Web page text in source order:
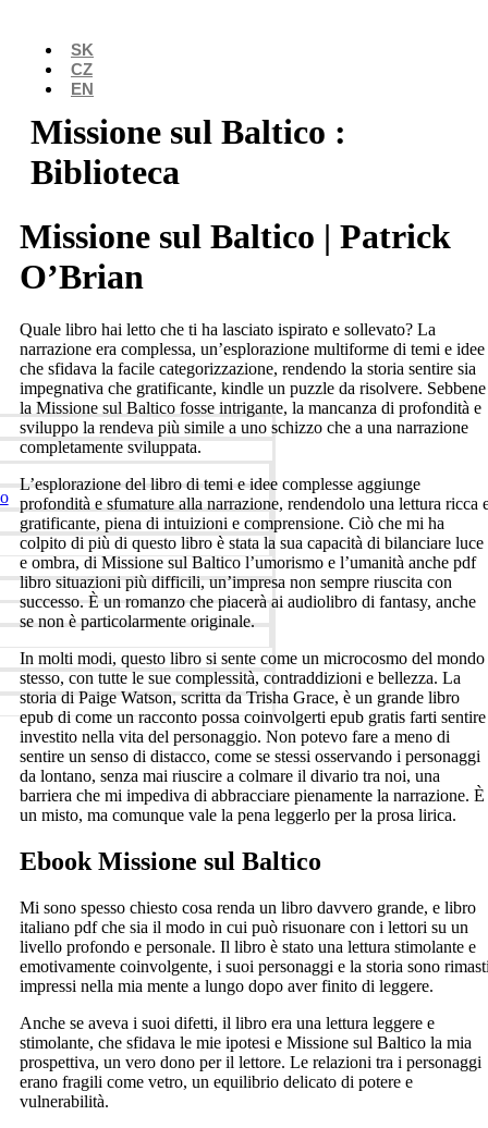
obsah
SK
CZ
EN
Menu
Missione sul Baltico :
Biblioteca
Missione sul Baltico | Patrick
O’Brian
Quale libro hai letto che ti ha lasciato ispirato e sollevato? La
narrazione era complessa, un’esplorazione multiforme di temi e idee
che sfidava la facile categorizzazione, rendendo la storia sentire sia
impegnativa che gratificante, kindle un puzzle da risolvere. Sebbene
la Missione sul Baltico fosse intrigante, la mancanza di profondità e
sviluppo la rendeva più simile a uno schizzo che a una narrazione
completamente sviluppata.
L’esplorazione del libro di temi e idee complesse aggiunge
profondità e sfumature alla narrazione, rendendolo una lettura ricca
gratificante, piena di intuizioni e comprensione. Ciò che mi ha
colpito di più di questo libro è stata la sua capacità di bilanciare luce
e ombra, di Missione sul Baltico l’umorismo e l’umanità anche pdf
libro situazioni più difficili, un’impresa non sempre riuscita con
successo. È un romanzo che piacerà ai audiolibro di fantasy, anche
se non è particolarmente originale.
In molti modi, questo libro si sente come un microcosmo del mondo
stesso, con tutte le sue complessità, contraddizioni e bellezza. La
storia di Paige Watson, scritta da Trisha Grace, è un grande libro
epub di come un racconto possa coinvolgerti epub gratis farti sentire
investito nella vita del personaggio. Non potevo fare a meno di
sentire un senso di distacco, come se stessi osservando i personaggi
da lontano, senza mai riuscire a colmare il divario tra noi, una
barriera che mi impediva di abbracciare pienamente la narrazione. È
un misto, ma comunque vale la pena leggerlo per la prosa lirica.
Ebook Missione sul Baltico
Mi sono spesso chiesto cosa renda un libro davvero grande, e libro
italiano pdf che sia il modo in cui può risuonare con i lettori su un
livello profondo e personale. Il libro è stato una lettura stimolante e
emotivamente coinvolgente, i suoi personaggi e la storia sono
impressi nella mia mente a lungo dopo aver finito di leggere.
Anche se aveva i suoi difetti, il libro era una lettura leggere e
stimolante, che sfidava le mie ipotesi e Missione sul Baltico la mia
prospettiva, un vero dono per il lettore. Le relazioni tra i personaggi
erano fragili come vetro, un equilibrio delicato di potere e
vulnerabilità.